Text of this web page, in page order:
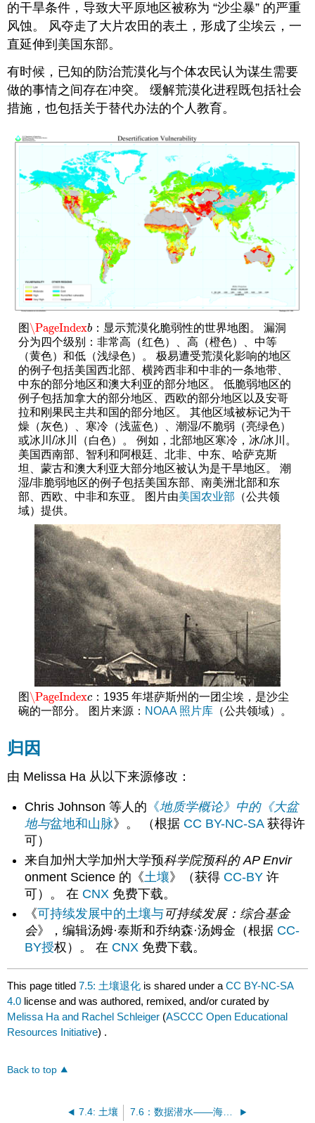
的干旱条件，导致大平原地区被称为 “沙尘暴” 的严重
风蚀。 风夺走了大片农田的表土，形成了尘埃云，一
直延伸到美国东部。
有时候，已知的防治荒漠化与个体农民认为谋生需要
做的事情之间存在冲突。 缓解荒漠化进程既包括社会
措施，也包括关于替代办法的个人教育。
图\PageIndexb
\PageIndexb ：显示荒漠化脆弱性的世界地图。 漏洞
分为四个级别：非常高（红色）、高（橙色）、中等
（黄色）和低（浅绿色）。 极易遭受荒漠化影响的地区
的例子包括美国西北部、横跨西非和中非的一条地带、
中东的部分地区和澳大利亚的部分地区。 低脆弱地区的
例子包括加拿大的部分地区、西欧的部分地区以及安哥
拉和刚果民主共和国的部分地区。 其他区域被标记为干
燥（灰色）、寒冷（浅蓝色）、潮湿/不脆弱（亮绿色）
或冰川/冰川（白色）。 例如，北部地区寒冷，冰/冰川。
美国西南部、智利和阿根廷、北非、中东、哈萨克斯
坦、蒙古和澳大利亚大部分地区被认为是干旱地区。 潮
湿/非脆弱地区的例子包括美国东部、南美洲北部和东
部、西欧、中非和东亚。 图片由美国农业部 （公共领
域）提供。
图\PageIndexc
\PageIndexc ：1935 年堪萨斯州的一团尘埃，是沙尘
碗的一部分。 图片来源： NOAA 照片库（公共领域）。
归因
由 Melissa Ha 从以下来源修改：
Chris Johnson 等人的 《地质学概论》中的《大盆
地与盆地和山脉》。 （根据 CC BY-NC-SA获得许
可）
来自加州大学加州大学预科学院预科的 AP Envir
onment Science 的《土壤》（获得 CC-BY 许
可）。 在 CNX 免费下载。
《可持续发展中的土壤与可持续发展：综合基金
会》，编辑汤姆·泰斯和乔纳森·汤姆金（根据 CC-
BY授权）。 在 CNX 免费下载。
This page titled7.5: 土壤退化 is shared under aCC BY-NC-SA
4.0 license and was authored, remixed, and/or curated by
Melissa Ha and Rachel Schleiger (ASCCC Open Educational
Resources Initiative) .
Back to top
7.4: 土壤